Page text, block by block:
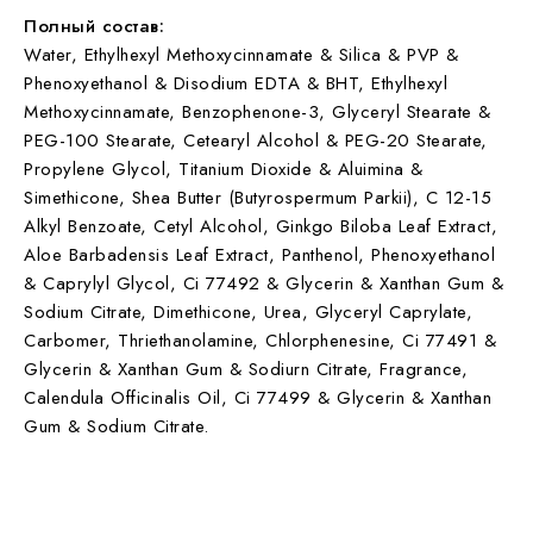
Полный состав:
Water, Ethylhexyl Methoxycinnamate & Silica & PVP &
Phenoxyethanol & Disodium EDTA & BHT, Ethylhexyl
Methoxycinnamate, Benzophenone-3, Glyceryl Stearate &
PEG-100 Stearate, Cetearyl Alcohol & PEG-20 Stearate,
Propylene Glycol, Titanium Dioxide & Aluimina &
Simethicone, Shea Butter (Butyrospermum Parkii), C 12-15
Alkyl Benzoate, Cetyl Alcohol, Ginkgo Biloba Leaf Extract,
Aloe Barbadensis Leaf Extract, Panthenol, Phenoxyethanol
& Caprylyl Glycol, Ci 77492 & Glycerin & Xanthan Gum &
Sodium Citrate, Dimethicone, Urea, Glyceryl Caprylate,
Carbomer, Thriethanolamine, Chlorphenesine, Ci 77491 &
Glycerin & Xanthan Gum & Sodiurn Citrate, Fragrance,
Calendula Officinalis Oil, Ci 77499 & Glycerin & Xanthan
Gum & Sodium Citrate.